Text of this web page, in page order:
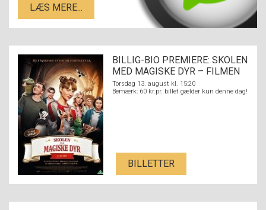
LÆS MERE...
BILLIG-BIO PREMIERE: SKOLEN
MED MAGISKE DYR – FILMEN
Torsdag 13. august kl. 15:20
Bemærk: 60 kr.pr. billet gælder kun denne dag!
BILLETTER